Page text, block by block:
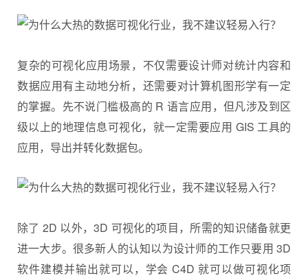
复杂的可视化应用场景，不仅需要设计师对统计内容和
数据应用有主动地分析，还需要对计算机图形学有一定
的掌握。先不说门槛极高的 R 语言应用，但凡涉及到区
级以上的地理信息可视化，就一定需要应用 GIS 工具的
应用，导出并转化数据包。
除了 2D 以外，3D 可视化的项目，所需的知识储备就更
进一大步。很多新人的认知以为设计师的工作只要用 3D
软件建模并输出就可以，学会 C4D 就可以做可视化项